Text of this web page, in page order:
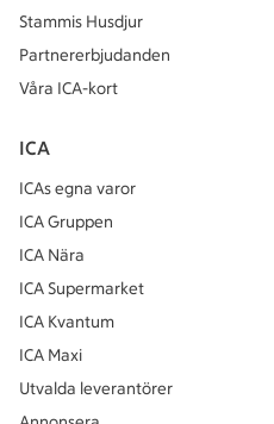
Stammis Husdjur
Partnererbjudanden
Våra ICA-kort
ICA
ICAs egna varor
ICA Gruppen
ICA Nära
ICA Supermarket
ICA Kvantum
ICA Maxi
Utvalda leverantörer